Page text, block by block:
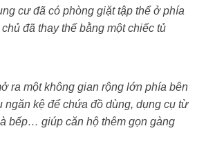
cư đã có phòng giặt tập thể ở phía
đã thay thế bằng một chiếc tủ
ra một không gian rộng lớn phía bên
ngăn kệ để chứa đồ dùng, dụng cụ từ
bếp… giúp căn hộ thêm gọn gàng